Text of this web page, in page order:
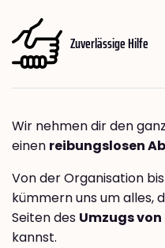
Zuverlässige Hilfe
Wir nehmen dir den
einen reibungslosen
Von der Organisation
kümmern uns um alles,
Seiten des Umzugs
kannst.